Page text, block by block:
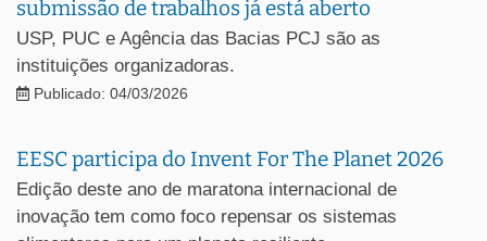
submissão de trabalhos já está aberto
USP, PUC e Agência das Bacias PCJ são as
instituições organizadoras.
Publicado: 04/03/2026
EESC participa do Invent For The Planet 2026
Edição deste ano de maratona internacional de
inovação tem como foco repensar os sistemas